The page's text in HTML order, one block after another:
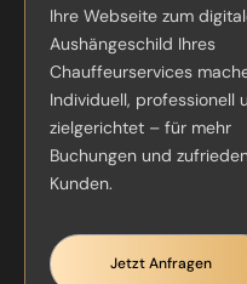
Ihre Webseite zum
Aushängeschild Ihres
Chauffeurservices
Individuell, professionell
zielgerichtet – für mehr
Buchungen und
Kunden.
Jetzt Anfragen